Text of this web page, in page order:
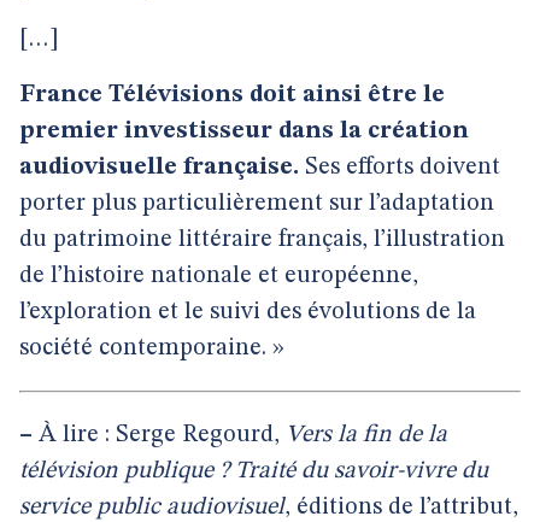
[…]
France Télévisions doit ainsi être le
premier investisseur dans la création
audiovisuelle française. Ses efforts doivent
porter plus particulièrement sur l’adaptation
du patrimoine littéraire français, l’illustration
de l’histoire nationale et européenne,
l’exploration et le suivi des évolutions de la
société contemporaine. »
– À lire : Serge Regourd, Vers la fin de la
télévision publique ? Traité du savoir-vivre du
service public audiovisuel, éditions de l’attribut,